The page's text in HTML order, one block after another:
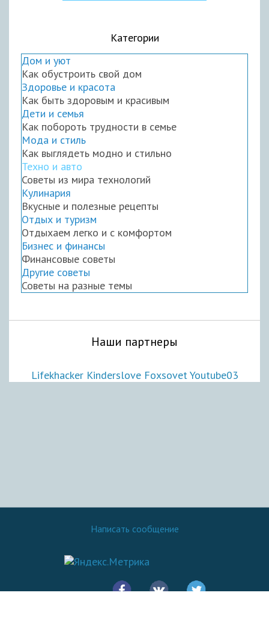
Категории
Дом и уют
Как обустроить свой дом
Здоровье и красота
Как быть здоровым и красивым
Дети и семья
Как побороть трудности в семье
Мода и стиль
Как выглядеть модно и стильно
Техно и авто
Советы из мира технологий
Кулинария
Вкусные и полезные рецепты
Отдых и туризм
Отдыхаем легко и с комфортом
Бизнес и финансы
Финансовые советы
Другие советы
Советы на разные темы
Наши партнеры
Lifekhacker Kinderslove FoxsovetYoutube03
Написать сообщение